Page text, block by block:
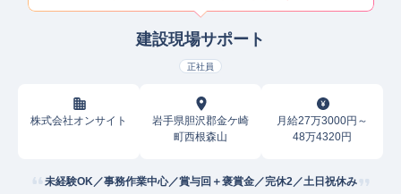
建設現場サポート
正社員
株式会社オンサイト
岩手県胆沢郡金ケ崎
町西根森山
月給27万3000円～
48万4320円
未経験OK／事務作業中心／賞与回＋褒賞金／完休2／土日祝休み